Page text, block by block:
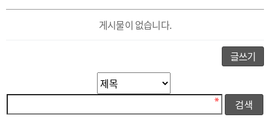
게시물이 없습니다.
글쓰기
검색대상